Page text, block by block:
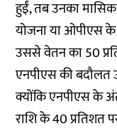
हुईं, तब उनका
योजना या ओपीएस
उससे वेतन का 50
एनपीएस की बदौलत
क्योंकि एनपीएस के
राशि के 40 प्रतिशत